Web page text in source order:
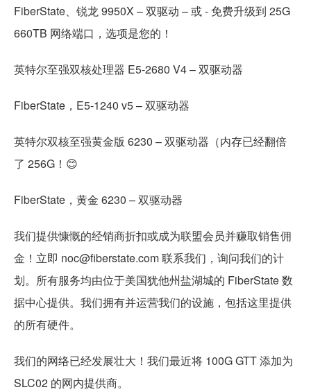
FiberState、锐龙 9950X – 双驱动 – 或 - 免费升级到 25G
660TB 网络端口，选项是您的！
英特尔至强双核处理器 E5-2680 V4 – 双驱动器
FiberState，E5-1240 v5 – 双驱动器
英特尔双核至强黄金版 6230 – 双驱动器（内存已经翻倍
了 256G！😊
FiberState，黄金 6230 – 双驱动器
我们提供慷慨的经销商折扣或成为联盟会员并赚取销售佣
金！立即 noc@fiberstate.com 联系我们，询问我们的计
划。所有服务均由位于美国犹他州盐湖城的 FiberState 数
据中心提供。我们拥有并运营我们的设施，包括这里提供
的所有硬件。
我们的网络已经发展壮大！我们最近将 100G GTT 添加为
SLC02 的网内提供商。